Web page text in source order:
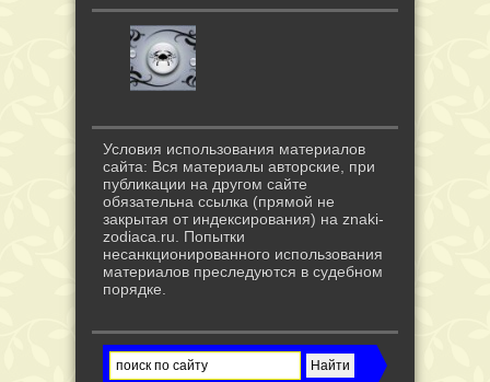
Условия использования материалов
сайта: Вся материалы авторские, при
публикации на другом сайте
обязательна ссылка (прямой не
закрытая от индексирования) на znaki-
zodiaca.ru. Попытки
несанкционированного использования
материалов преследуются в судебном
порядке.